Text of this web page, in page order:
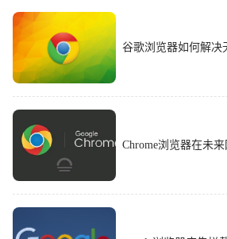
谷歌浏览器如何解决
Chrome浏览器在未